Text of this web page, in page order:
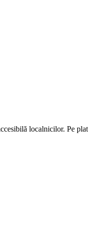
localnicilor. Pe